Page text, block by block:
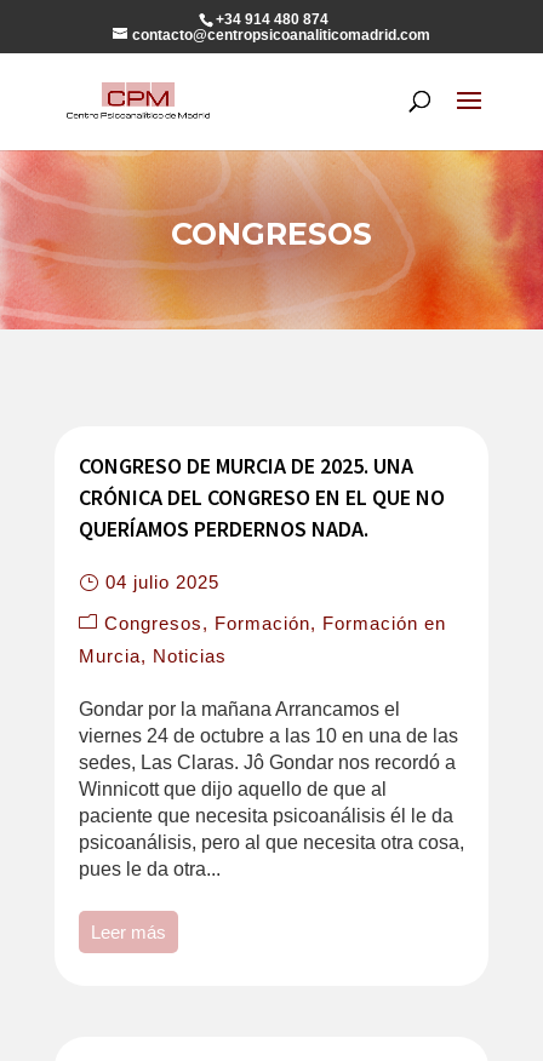
+34 914 480 874
contacto@centropsicoanaliticomadrid.com
CONGRESOS
CONGRESO DE MURCIA DE 2025. UNA
CRÓNICA DEL CONGRESO EN EL QUE NO
QUERÍAMOS PERDERNOS NADA.
04 julio 2025
Congresos
Formación
Formación en
Murcia
Noticias
Gondar por la mañana Arrancamos el
viernes 24 de octubre a las 10 en una de las
sedes, Las Claras. Jô Gondar nos recordó a
Winnicott que dijo aquello de que al
paciente que necesita psicoanálisis él le da
psicoanálisis, pero al que necesita otra cosa,
pues le da otra...
Leer más